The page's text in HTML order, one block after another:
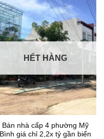
HẾT HÀNG
Bán nhà cấp 4 phường Mỹ
Bình giá chỉ 2,2x tỷ gần biển